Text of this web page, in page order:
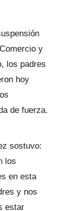
y
los padres
hoy
de fuerza.
sostuvo:
los
en esta
y nos
estar